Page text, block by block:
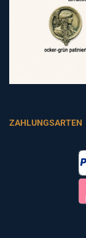
ZAHLUNGSARTEN